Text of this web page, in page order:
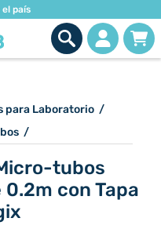
el país
para Laboratorio /
/
tubos
0.2m con Tapa